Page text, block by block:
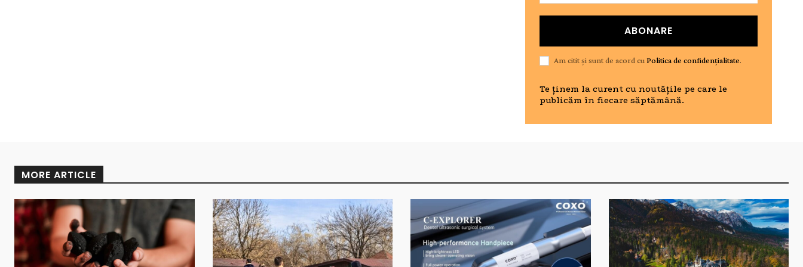
ABONARE
Am citit și sunt de acord cuPolitica de confidențialitate.
Te ținem la curent cu noutățile pe care le
publicăm în fiecare săptămână.
MORE ARTICLE